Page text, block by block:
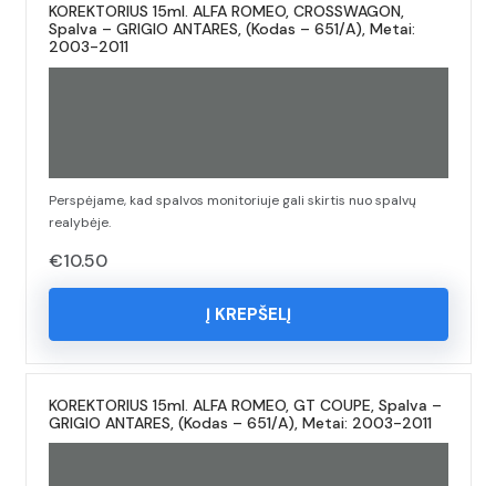
KOREKTORIUS 15ml. ALFA ROMEO, CROSSWAGON,
Spalva – GRIGIO ANTARES, (Kodas – 651/A), Metai:
2003-2011
Perspėjame, kad spalvos monitoriuje gali skirtis nuo spalvų
realybėje.
€10.50
Į KREPŠELĮ
KOREKTORIUS 15ml. ALFA ROMEO, GT COUPE, Spalva –
GRIGIO ANTARES, (Kodas – 651/A), Metai: 2003-2011